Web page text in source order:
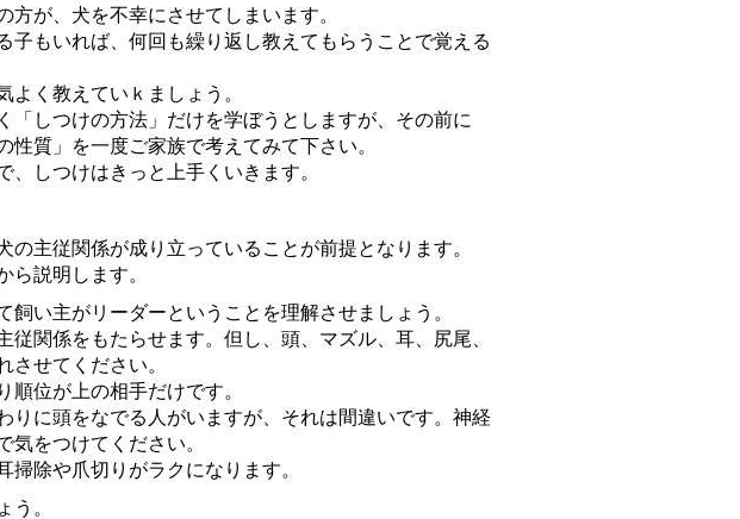
方が、犬を不幸にさせてしまいます。
子もいれば、何回も繰り返し教えてもらうことで覚える
よく教えていｋましょう。
「しつけの方法」だけを学ぼうとしますが、その前に
性質」を一度ご家族で考えてみて下さい。
、しつけはきっと上手くいきます。
の主従関係が成り立っていることが前提となります。
ら説明します。
飼い主がリーダーということを理解させましょう。
従関係をもたらせます。但し、頭、マズル、耳、尻尾、
させてください。
順位が上の相手だけです。
りに頭をなでる人がいますが、それは間違いです。神経
気をつけてください。
除や爪切りがラクになります。
う。